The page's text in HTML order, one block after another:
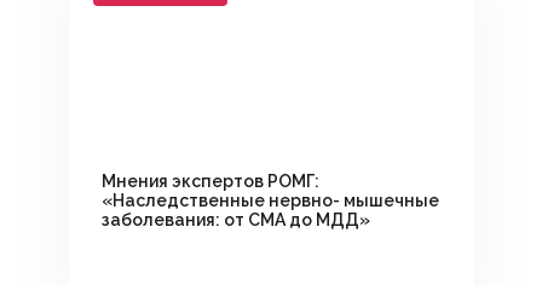
Мнения экспертов РОМГ:
«Наследственные нервно- мышечные
заболевания: от СМА до МДД»